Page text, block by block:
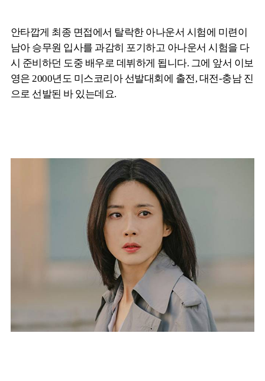
안타깝게 최종 면접에서 탈락한 아나운서 시험에 미련이
남아 승무원 입사를 과감히 포기하고 아나운서 시험을 다
시 준비하던 도중 배우로 데뷔하게 됩니다. 그에 앞서 이보
영은 2000년도 미스코리아 선발대회에 출전, 대전-충남 진
으로 선발된 바 있는데요.